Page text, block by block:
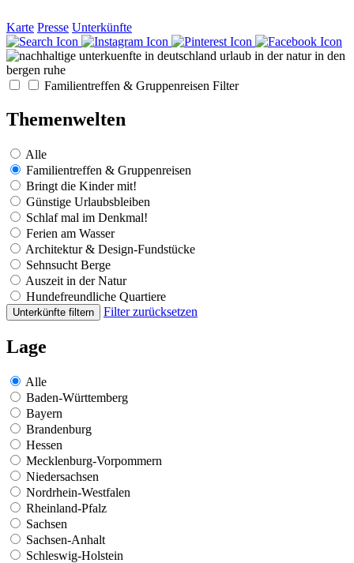
Karte Presse Unterkünfte
Familientreffen & Gruppenreisen Filter
Themenwelten
Alle
Familientreffen & Gruppenreisen
Bringt die Kinder mit!
Günstige Urlaubsbleiben
Schlaf mal im Denkmal!
Ferien am Wasser
Architektur & Design-Fundstücke
Sehnsucht Berge
Auszeit in der Natur
Hundefreundliche Quartiere
Unterkünfte filtern Filter zurücksetzen
Lage
Alle
Baden-Württemberg
Bayern
Brandenburg
Hessen
Mecklenburg-Vorpommern
Niedersachsen
Nordrhein-Westfalen
Rheinland-Pfalz
Sachsen
Sachsen-Anhalt
Schleswig-Holstein